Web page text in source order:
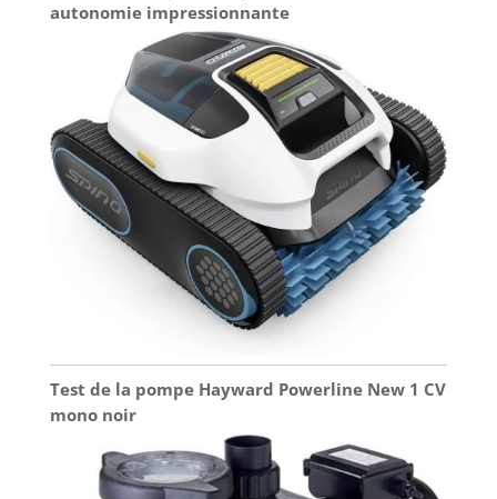
autonomie impressionnante
Test de la pompe Hayward Powerline New 1 CV
mono noir